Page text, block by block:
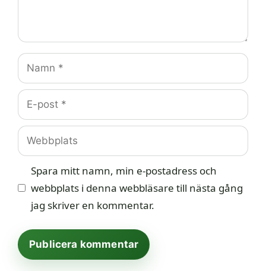
Namn
E-
post
Webbplats
Spara mitt namn, min e-postadress och
webbplats i denna webbläsare till nästa gång
jag skriver en kommentar.